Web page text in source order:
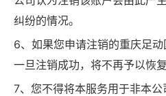
纠纷的情况。
6、如果您申请注销的重庆足
一旦注销成功，将不再予以恢复
7、您不得将本服务用于非本公